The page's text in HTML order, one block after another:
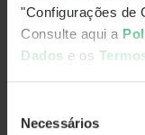
"Configurações de
Consulte aqui a
Dados e os
Necessários